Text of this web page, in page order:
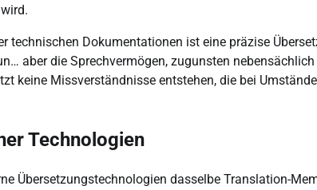
technischen Dokumentationen ist eine präzise
aber die Sprechvermögen, zugunsten
keine Missverständnisse entstehen, die bei
Technologien
Übersetzungstechnologien dasselbe Translation-